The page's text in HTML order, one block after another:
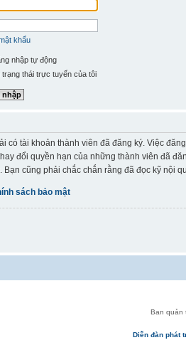
khẩu
nhập tự động
trạng thái trực tuyến của tôi
có tài khoản thành viên đã đăng ký. Việc
đổi quyền hạn của những thành viên đã
cũng phải chắc chắn rằng đã đọc kỹ nội
sách bảo mật
Ban quản
Diễn đàn phát